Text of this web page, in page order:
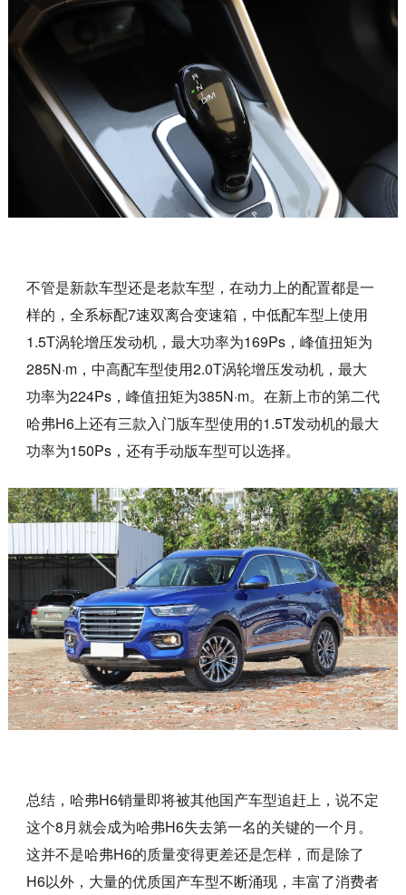
不管是新款车型还是老款车型，在动力上的配置都是一
样的，全系标配7速双离合变速箱，中低配车型上使用
1.5T涡轮增压发动机，最大功率为169Ps，峰值扭矩为
285N·m，中高配车型使用2.0T涡轮增压发动机，最大
功率为224Ps，峰值扭矩为385N·m。在新上市的第二代
哈弗H6上还有三款入门版车型使用的1.5T发动机的最大
功率为150Ps，还有手动版车型可以选择。
总结，哈弗H6销量即将被其他国产车型追赶上，说不定
这个8月就会成为哈弗H6失去第一名的关键的一个月。
这并不是哈弗H6的质量变得更差还是怎样，而是除了
H6以外，大量的优质国产车型不断涌现，丰富了消费者